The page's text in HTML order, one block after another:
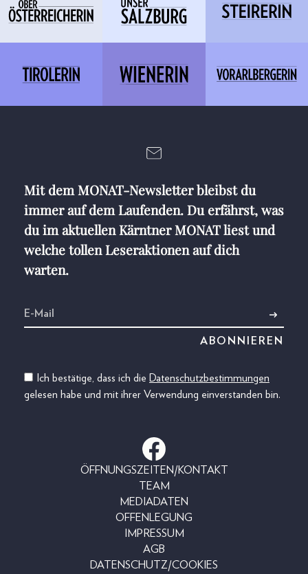
Mit dem MONAT-Newsletter bleibst du
immer auf dem Laufenden. Du erfährst, was
du im aktuellen Kärntner MONAT liest und
welche tollen Leseraktionen auf dich
warten.
Ich bestätige, dass ich die Datenschutzbestimmungen
gelesen habe und mit ihrer Verwendung einverstanden bin.
ÖFFNUNGSZEITEN/KONTAKT
TEAM
MEDIADATEN
OFFENLEGUNG
IMPRESSUM
AGB
DATENSCHUTZ/COOKIES